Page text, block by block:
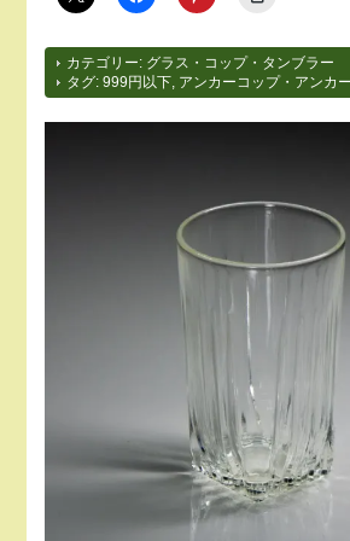
カテゴリー: グラス・コップ・タンブラー
タグ:999円以下 アンカーコップ・アンカ